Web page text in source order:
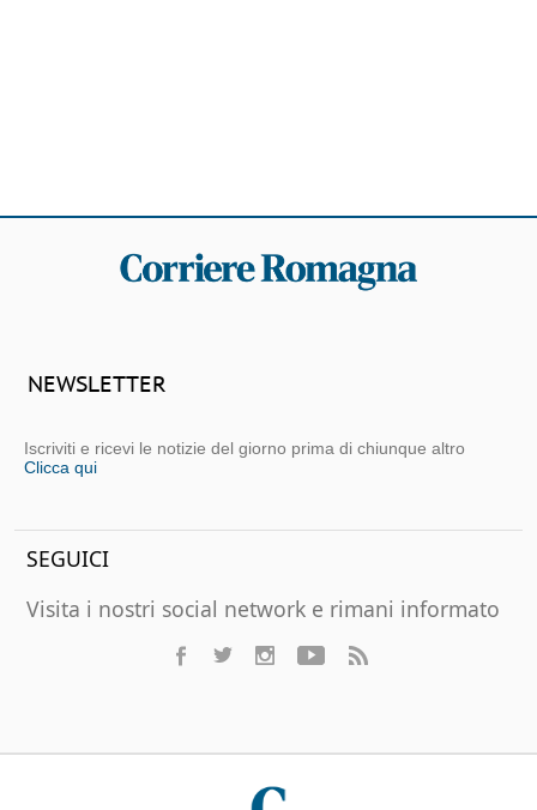
NEWSLETTER
Iscriviti e ricevi le notizie del giorno prima di chiunque altro
Clicca qui
SEGUICI
Visita i nostri social network e rimani informato